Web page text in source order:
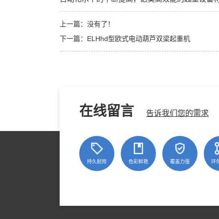
上一篇：没有了！
下一篇： ELHhd型欧式电动葫芦双梁起重机
在线留言 告诉我们您的需求
持久耐用 色彩鲜艳 覆盖力强 环